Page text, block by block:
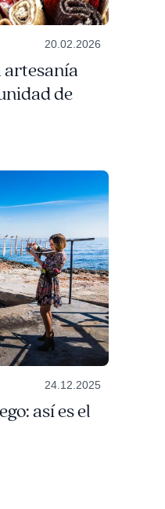
20.02.2026
artesanía
de
24.12.2025
así es el